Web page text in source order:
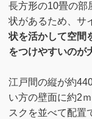
長方形の10畳の部
状があるため、サ
状を活かして空間
をつけやすいのが
江戸間の縦が約
い方の壁面に約2
スクを並べて配置